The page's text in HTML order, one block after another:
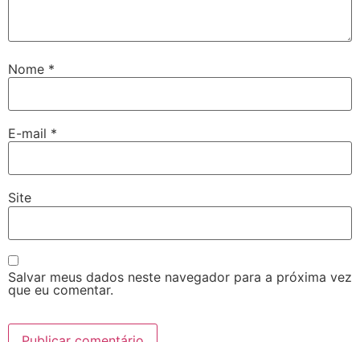
Nome *
E-mail *
Site
Salvar meus dados neste navegador para a próxima vez
que eu comentar.